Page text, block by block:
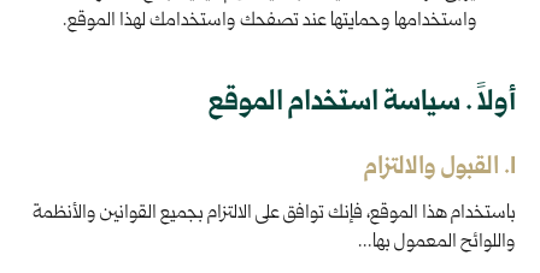
واستخدامها وحمايتها عند تصفحك واستخدامك لهذا الموقع.
أولاً . سياسة استخدام الموقع
1. القبول والالتزام
باستخدام هذا الموقع، فإنك توافق على الالتزام بجميع القوانين والأنظمة
واللوائح المعمول بها...